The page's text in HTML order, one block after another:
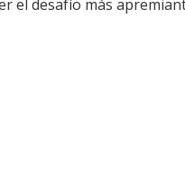
el desafío más